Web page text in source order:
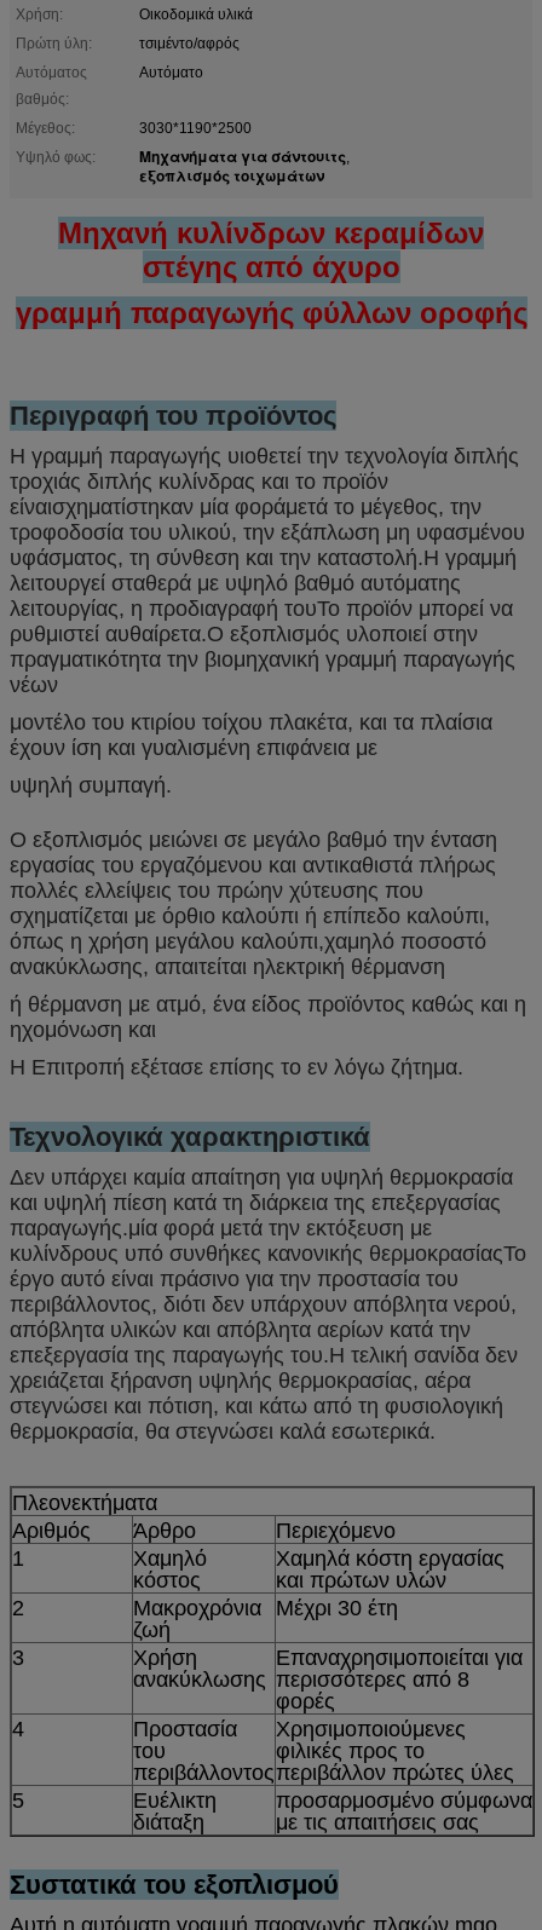
Χρήση:
Οικοδομικά υλικά
Πρώτη ύλη:
τσιμέντο/αφρός
Αυτόματος
βαθμός:
Αυτόματο
Μέγεθος:
3030*1190*2500
Υψηλό φως:
Μηχανήματα για σάντουιτς,
εξοπλισμός τοιχωμάτων
Μηχανή κυλίνδρων κεραμίδων
στέγης από άχυρο
γραμμή παραγωγής φύλλων οροφής
Περιγραφή του προϊόντος
Η γραμμή παραγωγής υιοθετεί την τεχνολογία διπλής
τροχιάς διπλής κυλίνδρας και το προϊόν
είναισχηματίστηκαν μία φοράμετά το μέγεθος, την
τροφοδοσία του υλικού, την εξάπλωση μη υφασμένου
υφάσματος, τη σύνθεση και την καταστολή.Η γραμμή
λειτουργεί σταθερά με υψηλό βαθμό αυτόματης
λειτουργίας, η προδιαγραφή τουΤο προϊόν μπορεί να
ρυθμιστεί αυθαίρετα.Ο εξοπλισμός υλοποιεί στην
πραγματικότητα την βιομηχανική γραμμή παραγωγής
νέων
μοντέλο του κτιρίου τοίχου πλακέτα, και τα πλαίσια
έχουν ίση και γυαλισμένη επιφάνεια με
υψηλή συμπαγή.
Ο εξοπλισμός μειώνει σε μεγάλο βαθμό την ένταση
εργασίας του εργαζόμενου και αντικαθιστά πλήρως
πολλές ελλείψεις του πρώην χύτευσης που
σχηματίζεται με όρθιο καλούπι ή επίπεδο καλούπι,
όπως η χρήση μεγάλου καλούπι,χαμηλό ποσοστό
ανακύκλωσης, απαιτείται ηλεκτρική θέρμανση
ή θέρμανση με ατμό, ένα είδος προϊόντος καθώς και η
ηχομόνωση και
Η Επιτροπή εξέτασε επίσης το εν λόγω ζήτημα.
Τεχνολογικά χαρακτηριστικά
Δεν υπάρχει καμία απαίτηση για υψηλή θερμοκρασία
και υψηλή πίεση κατά τη διάρκεια της επεξεργασίας
παραγωγής.μία φορά μετά την εκτόξευση με
κυλίνδρους υπό συνθήκες κανονικής θερμοκρασίαςΤο
έργο αυτό είναι πράσινο για την προστασία του
περιβάλλοντος, διότι δεν υπάρχουν απόβλητα νερού,
απόβλητα υλικών και απόβλητα αερίων κατά την
επεξεργασία της παραγωγής του.Η τελική σανίδα δεν
χρειάζεται ξήρανση υψηλής θερμοκρασίας, αέρα
στεγνώσει και πότιση, και κάτω από τη φυσιολογική
θερμοκρασία, θα στεγνώσει καλά εσωτερικά.
Πλεονεκτήματα
Αριθμός
Άρθρο
Περιεχόμενο
1
Χαμηλό
κόστος
Χαμηλά κόστη εργασίας
και πρώτων υλών
2
Μακροχρόνια
ζωή
Μέχρι 30 έτη
3
Χρήση
ανακύκλωσης
Επαναχρησιμοποιείται για
περισσότερες από 8
φορές
4
Προστασία
του
περιβάλλοντος
Χρησιμοποιούμενες
φιλικές προς το
περιβάλλον πρώτες ύλες
5
Ευέλικτη
διάταξη
προσαρμοσμένο σύμφωνα
με τις απαιτήσεις σας
Συστατικά του εξοπλισμού
Αυτή η αυτόματη γραμμή παραγωγής πλακών mgo